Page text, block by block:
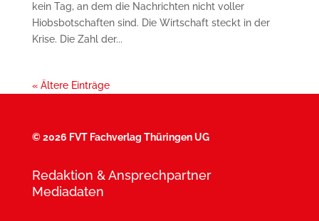
kein Tag, an dem die Nachrichten nicht voller
Hiobsbotschaften sind. Die Wirtschaft steckt in der
Krise. Die Zahl der...
« Ältere Einträge
©2026 FVT Fachverlag Thüringen UG
Redaktion & Ansprechpartner
Mediadaten